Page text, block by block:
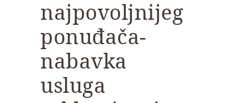
najpovoljnijeg
ponuđača-
nabavka
usluga